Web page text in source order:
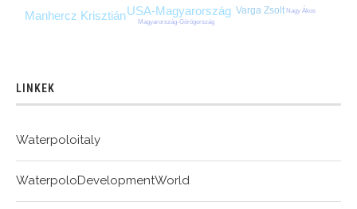
Manhercz KrisztiánUSA-Magyarország Varga Zsolt
Magyarország-Görögország
Nagy Ákos
LINKEK
Waterpoloitaly
WaterpoloDevelopmentWorld